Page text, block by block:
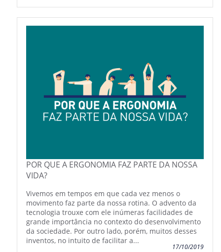
POR QUE A ERGONOMIA FAZ PARTE DA NOSSA
VIDA?
Vivemos em tempos em que cada vez menos o
movimento faz parte da nossa rotina. O advento da
tecnologia trouxe com ele inúmeras facilidades de
grande importância no contexto do desenvolvimento
da sociedade. Por outro lado, porém, muitos desses
inventos, no intuito de facilitar a...
17/10/2019